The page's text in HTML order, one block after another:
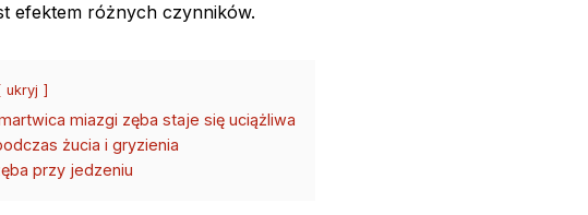
efektem różnych czynników.
ukryj
miazgi zęba staje się uciążliwa
żucia i gryzienia
przy jedzeniu